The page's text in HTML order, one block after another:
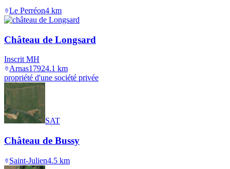
Le Perréon4 km
Château de Longsard
Inscrit MH
Arnas17924.1 km
propriété d'une société privée
SAT
Château de Bussy
Saint-Julien4.5 km